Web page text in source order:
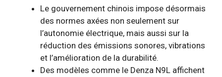
Le gouvernement chinois impose désormais
des normes axées non seulement sur
l’autonomie électrique, mais aussi sur la
réduction des émissions sonores, vibrations
et l’amélioration de la durabilité.
Des modèles comme le Denza N9L affichent